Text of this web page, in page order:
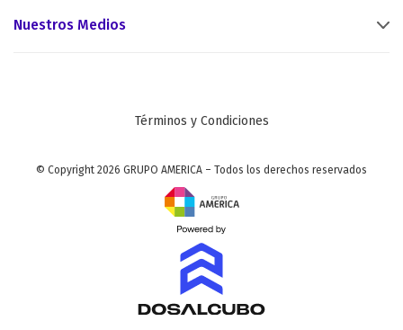
Nuestros Medios
Términos y Condiciones
© Copyright 2026 GRUPO AMERICA – Todos los derechos reservados